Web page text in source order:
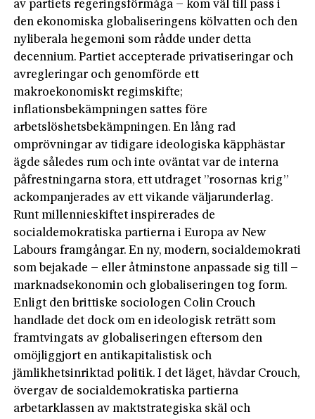
av partiets rege­ringsförmåga – kom väl till pass i
den ekonomiska globaliseringens kölvatten och den
nyliberala hegemoni som rådde under detta
decennium. Partiet accepterade privatiseringar och
avregleringar och genomförde ett
makroekonomiskt regimskifte;
inflationsbekämpningen sattes före
arbetslöshetsbekämpningen. En lång rad
omprövningar av tidigare ideologiska käpphästar
ägde således rum och inte oväntat var de interna
påfrestningarna stora, ett utdraget ”rosornas krig”
ackompanjerades av ett vikande väljarunderlag.
Runt millennieskiftet inspirerades de
socialdemokratiska partierna i Europa av New
Labours framgångar. En ny, modern, socialdemokrati
som bejakade – eller åtminstone anpassade sig till –
marknadsekonomin och globaliseringen tog form.
Enligt den brittiske sociologen Colin Crouch
handlade det dock om en ideologisk reträtt som
framtvingats av globaliseringen eftersom den
omöjliggjort en antikapitalistisk och
jämlikhetsinriktad politik. I det läget, hävdar Crouch,
övergav de socialdemokratiska partierna
arbetarklassen av maktstrategiska skäl och